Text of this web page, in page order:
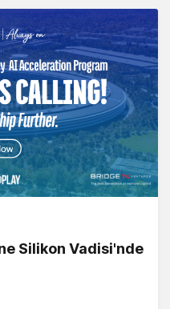
Silikon Vadisi'nde